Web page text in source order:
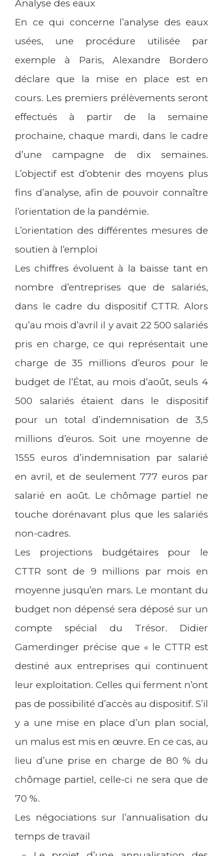
Analyse des eaux
En ce qui concerne l’analyse des eaux
usées, une procédure utilisée par
exemple à Paris, Alexandre Bordero
déclare que la mise en place est en
cours. Les premiers prélèvements seront
effectués à partir de la semaine
prochaine, chaque mardi, dans le cadre
d’une campagne de dix semaines.
L’objectif est d’obtenir des moyens plus
fins d’analyse, afin de pouvoir connaître
l’orientation de la pandémie.
L’orientation des différentes mesures de
soutien à l’emploi
Les chiffres évoluent à la baisse tant en
nombre d’entreprises que de salariés,
dans le cadre du dispositif CTTR. Alors
qu’au mois d’avril il y avait 22 500 salariés
pris en charge, ce qui représentait une
charge de 35 millions d’euros pour le
budget de l’État, au mois d’août, seuls 4
500 salariés étaient dans le dispositif
pour un total d’indemnisation de 3,5
millions d’euros. Soit une moyenne de
1555 euros d’indemnisation par salarié
en avril, et de seulement 777 euros par
salarié en août. Le chômage partiel ne
touche dorénavant plus que les salariés
non-cadres.
Les projections budgétaires pour le
CTTR sont de 9 millions par mois en
moyenne jusqu’en mars. Le montant du
budget non dépensé sera déposé sur un
compte spécial du Trésor. Didier
Gamerdinger précise que « le CTTR est
destiné aux entreprises qui continuent
leur exploitation. Celles qui ferment n’ont
pas de possibilité d’accès au dispositif. S’il
y a une mise en place d’un plan social,
un malus est mis en œuvre. En ce cas, au
lieu d’une prise en charge de 80 % du
chômage partiel, celle-ci ne sera que de
70 %.
Les négociations sur l’annualisation du
temps de travail